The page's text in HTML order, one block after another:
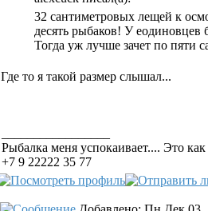
32 сантиметровых лещей к
десять рыбаков! У
Тогда уж лучше зачет по пяти
Где то я такой размер слышал...
Рыбалка меня успокаивает.... Это
+7 9 22222 35 77